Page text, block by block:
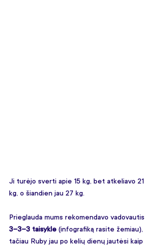
Ji turėjo sverti apie 15 kg, bet atkeliavo 21
kg, o šiandien jau 27 kg.
Prieglauda mums rekomendavo vadovautis
3–3–3 taisykle (infografiką rasite žemiau),
tačiau Ruby jau po kelių dienų jautėsi kaip